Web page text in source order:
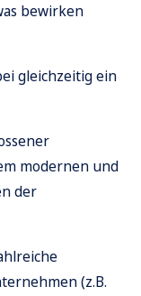
bewirken
gleichzeitig ein
modernen und
der
(z.B.